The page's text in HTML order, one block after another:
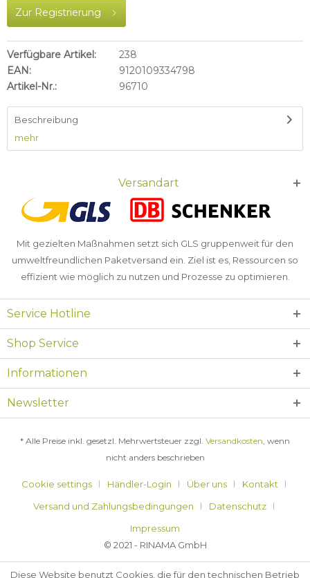
Zur Registrierung
Verfügbare Artikel:
238
EAN:
9120109334798
Artikel-Nr.:
96710
Beschreibung
mehr
Versandart
Mit gezielten Maßnahmen setzt sich GLS gruppenweit für den
umweltfreundlichen Paketversand ein. Ziel ist es, Ressourcen so
effizient wie möglich zu nutzen und Prozesse zu optimieren.
Service Hotline
Shop Service
Informationen
Newsletter
* Alle Preise inkl. gesetzl. Mehrwertsteuer zzgl. Versandkosten, wenn
nicht anders beschrieben
Cookie settings Händler-Login Über uns
Kontakt
Versand und Zahlungsbedingungen
Datenschutz
Impressum
© 2021 - RINAMA GmbH
Diese Website benutzt Cookies, die für den technischen Betrieb